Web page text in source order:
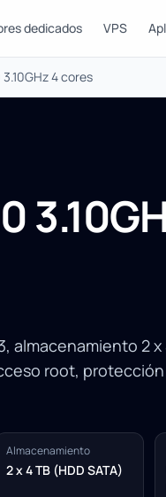
dedicados VPS
4 cores
almacenamiento 2 x
root,
Almacenamiento
2 x 4 TB (HDD SATA)